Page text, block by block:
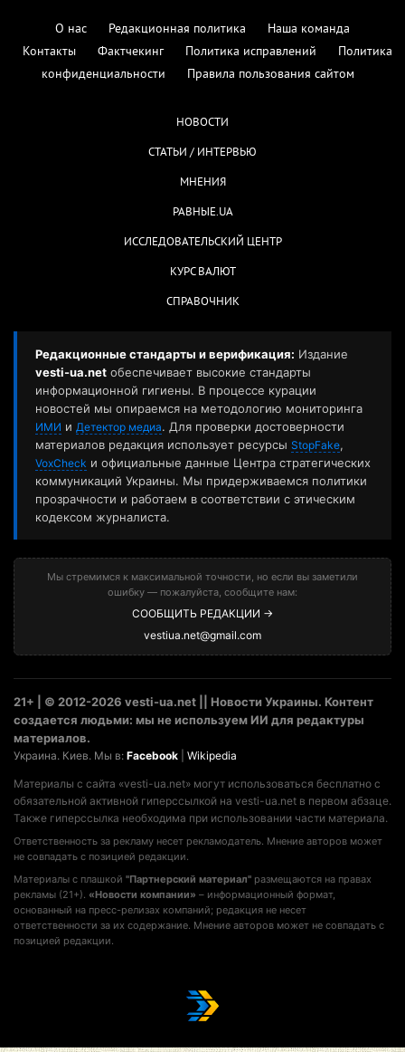
О нас Редакционная политика
Наша команда
Контакты
Фактчекинг Политика исправлений
Политика
конфиденциальности
Правила пользования сайтом
НОВОСТИ
СТАТЬИ / ИНТЕРВЬЮ
МНЕНИЯ
РАВНЫЕ.UA
ИССЛЕДОВАТЕЛЬСКИЙ ЦЕНТР
КУРС ВАЛЮТ
СПРАВОЧНИК
Редакционные стандарты и верификация: Издание
vesti-ua.net обеспечивает высокие стандарты
информационной гигиены. В процессе курации
новостей мы опираемся на методологию мониторинга
ИМИ и Детектор медиа. Для проверки достоверности
материалов редакция использует ресурсы StopFake,
VoxCheck и официальные данные Центра стратегических
коммуникаций Украины. Мы придерживаемся политики
прозрачности и работаем в соответствии с этическим
кодексом журналиста.
Мы стремимся к максимальной точности, но если вы заметили
ошибку — пожалуйста, сообщите нам:
СООБЩИТЬ РЕДАКЦИИ →
vestiua.net@gmail.com
21+ | © 2012-2026 vesti-ua.net || Новости Украины. Контент
создается людьми: мы не используем ИИ для редактуры
материалов.
Украина. Киев. Мы в: Facebook Wikipedia
Материалы с сайта «vesti-ua.net» могут использоваться бесплатно с
обязательной активной гиперссылкой на vesti-ua.net в первом абзаце.
Также гиперссылка необходима при использовании части материала.
Ответственность за рекламу несет рекламодатель. Мнение авторов может
не совпадать с позицией редакции.
Материалы с плашкой "Партнерский материал" размещаются на правах
рекламы (21+). «Новости компании» – информационный формат,
основанный на пресс-релизах компаний; редакция не несет
ответственности за их содержание. Мнение авторов может не совпадать с
позицией редакции.